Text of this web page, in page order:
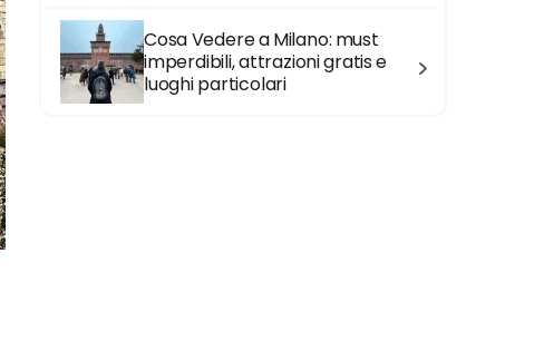
Cosa Vedere a Milano: must
imperdibili, attrazioni gratis e
luoghi particolari